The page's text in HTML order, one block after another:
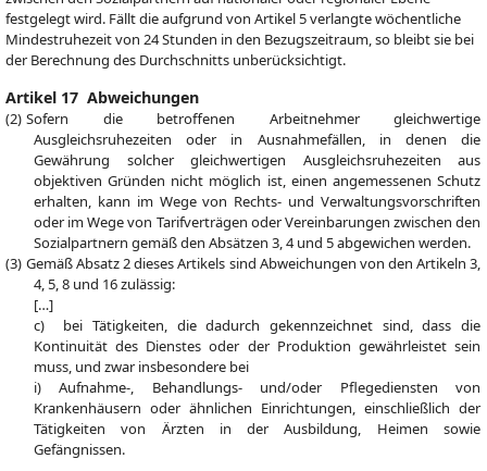
festgelegt wird. Fällt die aufgrund von Artikel 5 verlangte wöchentliche
Mindestruhezeit von 24 Stunden in den Bezugszeitraum, so bleibt sie bei
der Berechnung des Durchschnitts unberücksichtigt.
Artikel 17 Abweichungen
(2) Sofern die betroffenen Arbeitnehmer gleichwertige
Ausgleichsruhezeiten oder in Ausnahmefällen, in denen die
Gewährung solcher gleichwertigen Ausgleichsruhezeiten aus
objektiven Gründen nicht möglich ist, einen angemessenen Schutz
erhalten, kann im Wege von Rechts- und Verwaltungsvorschriften
oder im Wege von Tarifverträgen oder Vereinbarungen zwischen den
Sozialpartnern gemäß den Absätzen 3, 4 und 5 abgewichen werden.
(3) Gemäß Absatz 2 dieses Artikels sind Abweichungen von den Artikeln 3,
4, 5, 8 und 16 zulässig:
[…]
c) bei Tätigkeiten, die dadurch gekennzeichnet sind, dass die
Kontinuität des Dienstes oder der Produktion gewährleistet sein
muss, und zwar insbesondere bei
i) Aufnahme-, Behandlungs- und/oder Pflegediensten von
Krankenhäusern oder ähnlichen Einrichtungen, einschließlich der
Tätigkeiten von Ärzten in der Ausbildung, Heimen sowie
Gefängnissen.